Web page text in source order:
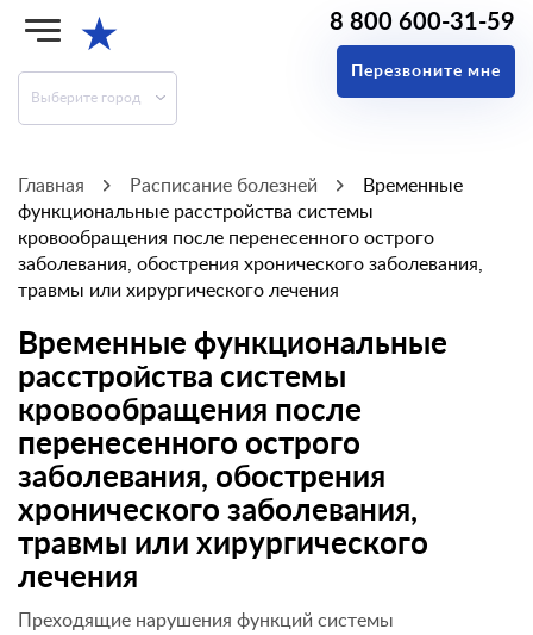
★
Выберите город
8 800 600-31-59
Перезвоните мне
Главная Расписание болезней
Временные
функциональные расстройства системы
кровообращения после перенесенного острого
заболевания, обострения хронического заболевания,
травмы или хирургического лечения
Временные функциональные
расстройства системы
кровообращения после
перенесенного острого
заболевания, обострения
хронического заболевания,
травмы или хирургического
лечения
Преходящие нарушения функций системы